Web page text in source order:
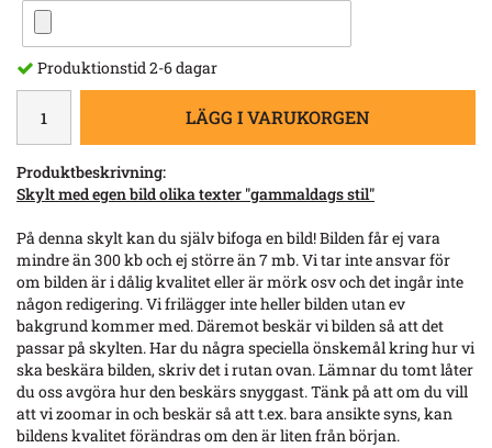
Produktionstid 2-6 dagar
LÄGG I VARUKORGEN
Produktbeskrivning:
Skylt med egen bild olika texter "gammaldags stil"
På denna skylt kan du själv bifoga en bild! Bilden får ej vara
mindre än 300 kb och ej större än 7 mb. Vi tar inte ansvar för
om bilden är i dålig kvalitet eller är mörk osv och det ingår inte
någon redigering. Vi frilägger inte heller bilden utan ev
bakgrund kommer med. Däremot beskär vi bilden så att det
passar på skylten. Har du några speciella önskemål kring hur vi
ska beskära bilden, skriv det i rutan ovan. Lämnar du tomt låter
du oss avgöra hur den beskärs snyggast. Tänk på att om du vill
att vi zoomar in och beskär så att t.ex. bara ansikte syns, kan
bildens kvalitet förändras om den är liten från början.